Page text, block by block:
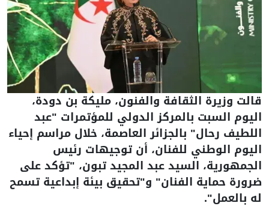
قالت وزيرة الثقافة والفنون، مليكة بن دودة،
اليوم السبت بالمركز الدولي للمؤتمرات "عبد
اللطيف رحال" بالجزائر العاصمة، خلال مراسم إحياء
اليوم الوطني للفنان، أن توجيهات رئيس
الجمهورية، السيد عبد المجيد تبون، "تؤكد على
ضرورة حماية الفنان" و"تحقيق بيئة إبداعية تسمح
له بالعمل".